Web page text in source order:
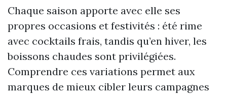
Chaque saison apporte avec elle ses
propres occasions et festivités : été rime
avec cocktails frais, tandis qu’en hiver, les
boissons chaudes sont privilégiées.
Comprendre ces variations permet aux
marques de mieux cibler leurs campagnes